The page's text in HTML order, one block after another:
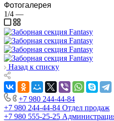
Фотогалерея
1/4 —
Назад к списку
+7 980 244-44-84
+7 980 244-44-84 Отдел продаж
+7 980 555-25-25